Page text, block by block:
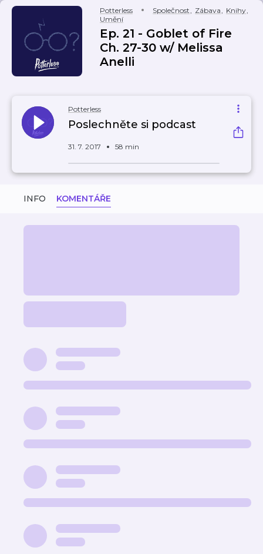
Potterless Společnost, Zábava, Knihy,
Umění
Ep. 21 - Goblet of Fire
Ch. 27-30 w/ Melissa
Anelli
Potterless
Poslechněte si podcast
31. 7. 2017 58 min
INFO KOMENTÁŘE